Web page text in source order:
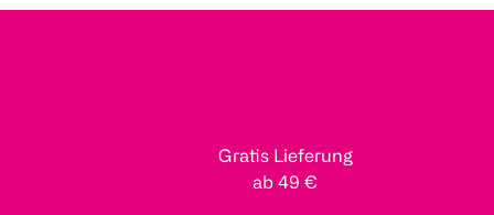
Gratis Lieferung
ab 49 €